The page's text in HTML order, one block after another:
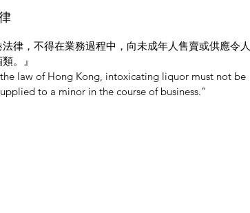
律，不得在業務過程中，向未成年人售賣或供應令人
。』
law of Hong Kong, intoxicating liquor must not be
to a minor in the course of business.”